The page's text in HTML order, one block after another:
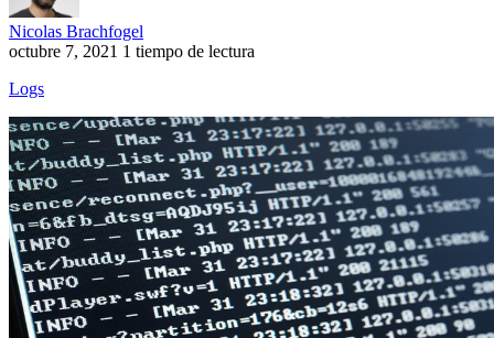
Nicolas Brachfogel
octubre 7, 2021 1 tiempo de lectura
Logs